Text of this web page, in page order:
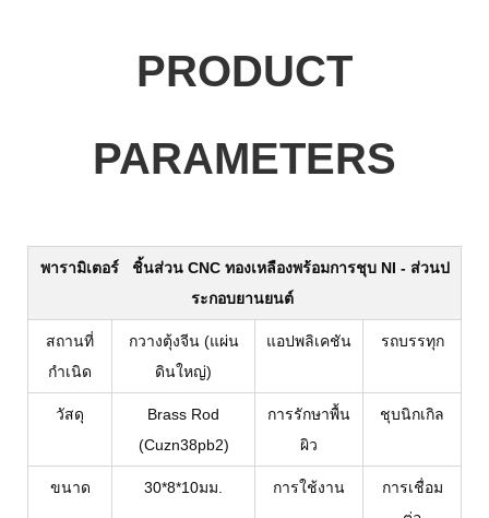
PRODUCT
PARAMETERS
พารามิเตอร์
ชิ้นส่วน CNC ทองเหลืองพร้อมการชุบ NI - ส่วนป
ระกอบยานยนต์
สถานที่
กำเนิด
กวางตุ้งจีน (แผ่น
ดินใหญ่)
แอปพลิเคชัน รถบรรทุก
วัสดุ
Brass Rod
(Cuzn38pb2)
การรักษาพื้น
ผิว
ชุบนิกเกิล
ขนาด 30*8*10มม. การใช้งาน
การเชื่อม